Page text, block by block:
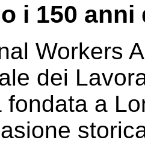
i 150
Workers
dei
fondata a